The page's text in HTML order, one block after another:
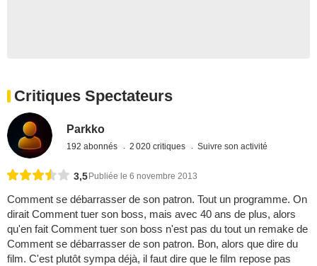
Critiques Spectateurs
Parkko
192 abonnés 2 020 critiques Suivre son activité
3,5Publiée le 6 novembre 2013
Comment se débarrasser de son patron. Tout un programme. On
dirait Comment tuer son boss, mais avec 40 ans de plus, alors
qu'en fait Comment tuer son boss n'est pas du tout un remake de
Comment se débarrasser de son patron. Bon, alors que dire du
film. C'est plutôt sympa déjà, il faut dire que le film repose pas